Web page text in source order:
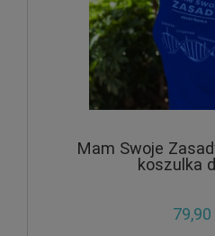
Mam Swoje
koszulka
79,90